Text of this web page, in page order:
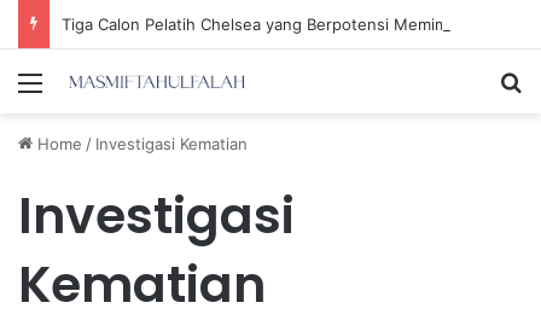
Menu
Home / Investigasi Kematian
Investigasi
Kematian